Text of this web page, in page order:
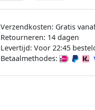
Verzendkosten: Gratis
Retourneren: 14 dagen
Levertijd: Voor 22:45
Betaalmethodes: